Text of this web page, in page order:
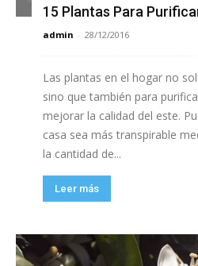
15 Plantas Para
admin - 28/12/2016
Las plantas en el hogar no
sino que también para
mejorar la calidad del este.
casa sea más transpirable
la cantidad de...
Leer más